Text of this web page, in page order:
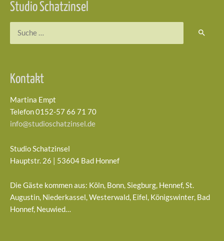
Studio Schatzinsel
Kontakt
Martina Empt
Telefon 0152-57 66 71 70
info@studioschatzinsel.de
Studio Schatzinsel
Hauptstr. 26 | 53604 Bad Honnef
Die Gäste kommen aus: Köln, Bonn, Siegburg, Hennef, St.
Augustin, Niederkassel, Westerwald, Eifel, Königswinter, Bad
Honnef, Neuwied…